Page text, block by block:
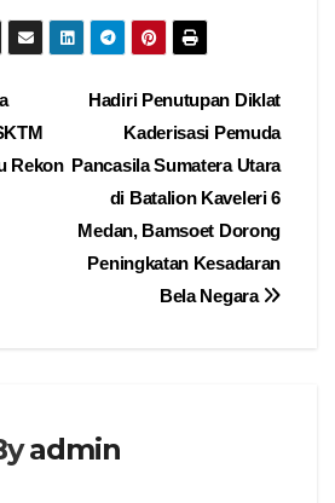
Hadiri Penutupan Diklat
Kaderisasi Pemuda
Pancasila Sumatera Utara
di Batalion Kaveleri 6
Medan, Bamsoet Dorong
Peningkatan Kesadaran
Bela Negara
Rekon
admin